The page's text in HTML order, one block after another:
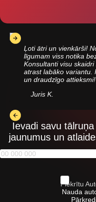
Ļoti ātri un vienkārši!
līgumam viss notika
Konsultanti visu
atrast labāko variantu.
un draudzīgo attieksmi!
Juris K.
Ievadi savu
jaunumus un
Piekrītu
Nauda